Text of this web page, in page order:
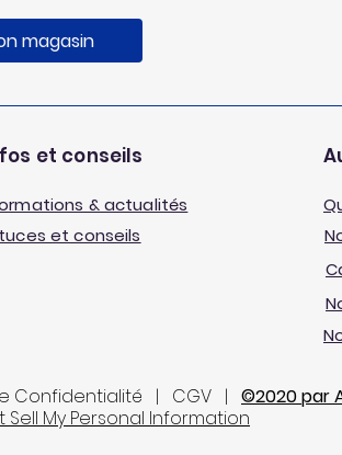
magasin
et conseils
& actualités
et conseils
Confidentialité | CGV | ©2020 par
Sell My Personal Information